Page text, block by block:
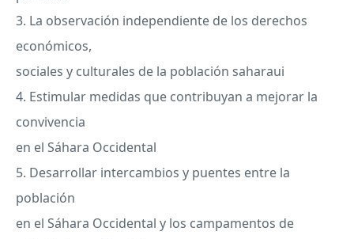
3. La observación independiente de los derechos
económicos,
sociales y culturales de la población saharaui
4. Estimular medidas que contribuyan a mejorar la
convivencia
en el Sáhara Occidental
5. Desarrollar intercambios y puentes entre la
población
en el Sáhara Occidental y los campamentos de